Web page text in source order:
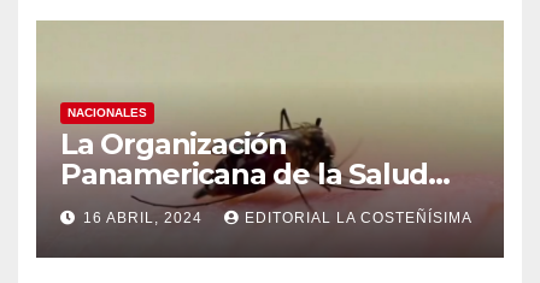
NACIONALES
La Organización
Panamericana de la Salud
(OPS), recomienda reforzar
medidas ante el aumento de
casos de dengue
16 ABRIL, 2024 EDITORIAL LA COSTEÑÍSIMA